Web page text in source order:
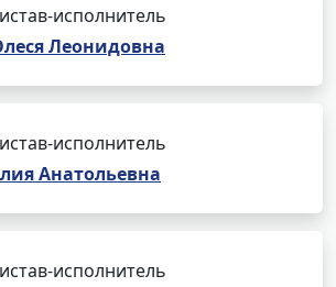
исполнитель
Леонидовна
исполнитель
Анатольевна
исполнитель